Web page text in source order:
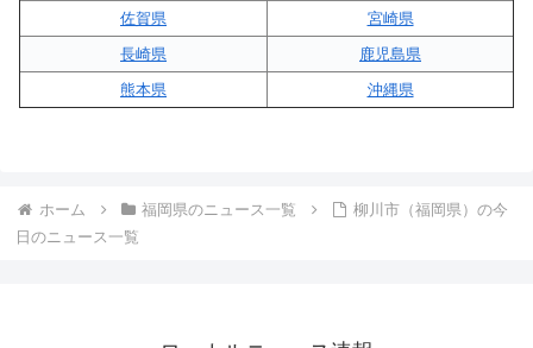
佐賀県
宮崎県
長崎県
鹿児島県
熊本県
沖縄県
ホーム 福岡県のニュース一覧
柳川市（福岡県）の今
日のニュース一覧